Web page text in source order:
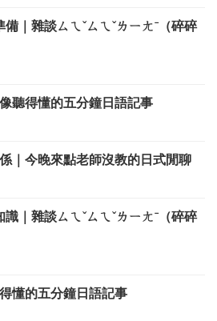
｜雜談ㄙㄟˇㄙㄟˇㄌㄧㄤˉ（碎碎
聽得懂的五分鐘日語記事
｜今晚來點老師沒教的日式閒聊
｜雜談ㄙㄟˇㄙㄟˇㄌㄧㄤˉ（碎碎
懂的五分鐘日語記事